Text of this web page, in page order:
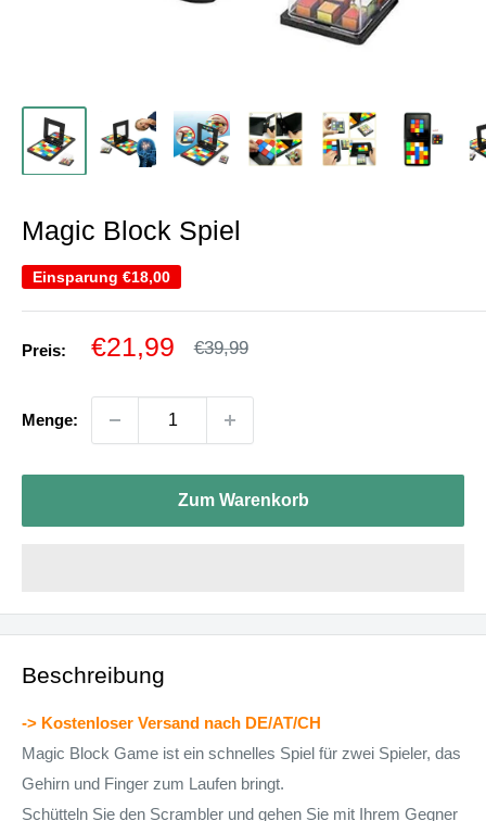
Magic Block Spiel
Einsparung €18,00
Preis: Sonderpreis
€21,99 Normalpreis
€39,99
Menge:
Zum Warenkorb
Beschreibung
-> Kostenloser Versand nach DE/AT/CH
Magic Block Game ist ein schnelles Spiel für zwei Spieler, das
Gehirn und Finger zum Laufen bringt.
Schütteln Sie den Scrambler und gehen Sie mit Ihrem Gegner